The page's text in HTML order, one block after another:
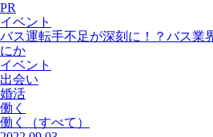
PR
イベント
バス運転手不足が深刻に！？バス業
にか
イベント
出会い
婚活
働く
働く
（すべて）